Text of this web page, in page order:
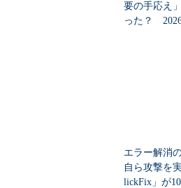
要の手応え
った？
エラー解消
自ら攻撃を
lickFix」が